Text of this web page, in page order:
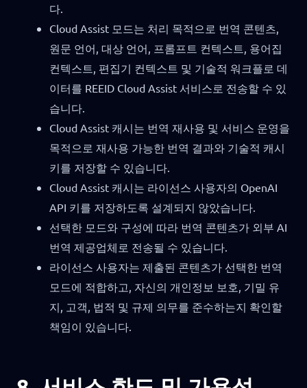
다.
Cloud Assist 모드는 처리 목적으로 번역 콘텐츠,
원문 언어, 대상 언어, 프롬프트 컨텍스트, 용어집
컨텍스트, 편집기 컨텍스트 및 기술적 워크플로 데
이터를 REEID Cloud Assist 서비스로 전송할 수 있
습니다.
Cloud Assist 캐시는 번역 재사용 및 서비스 운영을
목적으로 재사용 가능한 번역 결과와 기술적 캐시
키를 저장할 수 있습니다.
Cloud Assist 캐시는 라이선스 사용자의 OpenAI
API 키를 저장하도록 설계되지 않았습니다.
선택한 모드와 구성에 따라 번역 콘텐츠가 외부 AI
번역 제공업체로 전송될 수 있습니다.
라이선스 사용자는 제출된 콘텐츠가 선택한 번역
모드에 적합하고, 자신의 개인정보 보호, 기밀 유
지, 고객, 법적 및 규제 의무를 준수하는지 확인할
책임이 있습니다.